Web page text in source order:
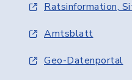
Ratsinformation,
Amtsblatt
Geo-Datenportal